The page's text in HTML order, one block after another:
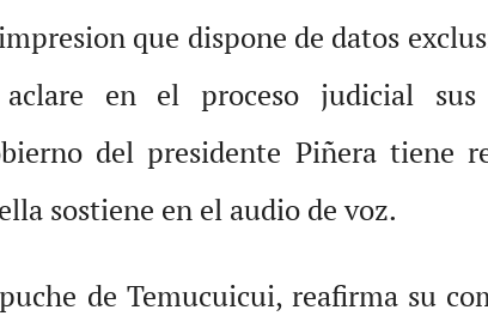
que dispone de datos
en el proceso judicial sus
del presidente Piñera tiene
sostiene en el audio de voz.
de Temucuicui, reafirma su